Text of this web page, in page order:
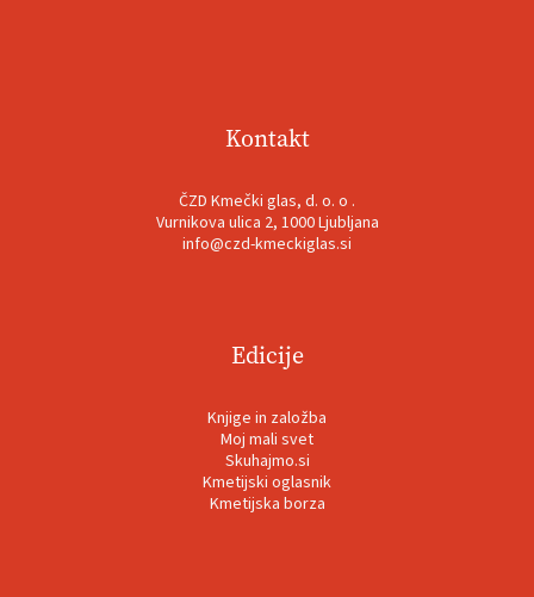
Kontakt
ČZD Kmečki glas, d. o. o .
Vurnikova ulica 2, 1000 Ljubljana
info@czd-kmeckiglas.si
Edicije
Knjige in založba
Moj mali svet
Skuhajmo.si
Kmetijski oglasnik
Kmetijska borza